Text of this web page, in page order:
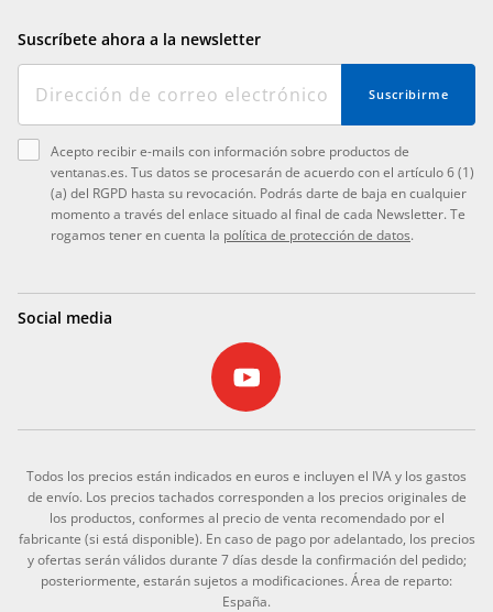
Suscríbete ahora a la newsletter
Suscribirme
Acepto recibir e-mails con información sobre productos de
ventanas.es. Tus datos se procesarán de acuerdo con el artículo 6 (1)
(a) del RGPD hasta su revocación. Podrás darte de baja en cualquier
momento a través del enlace situado al final de cada Newsletter. Te
rogamos tener en cuenta la política de protección de datos.
Social media
Todos los precios están indicados en euros e incluyen el IVA y los gastos
de envío. Los precios tachados corresponden a los precios originales de
los productos, conformes al precio de venta recomendado por el
fabricante (si está disponible). En caso de pago por adelantado, los precios
y ofertas serán válidos durante 7 días desde la confirmación del pedido;
posteriormente, estarán sujetos a modificaciones. Área de reparto:
España.